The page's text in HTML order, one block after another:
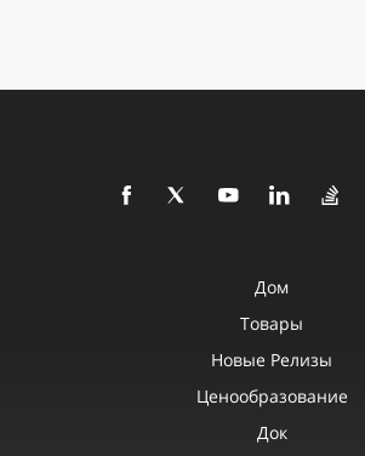
Дом
Товары
Новые Релизы
Ценообразование
Док